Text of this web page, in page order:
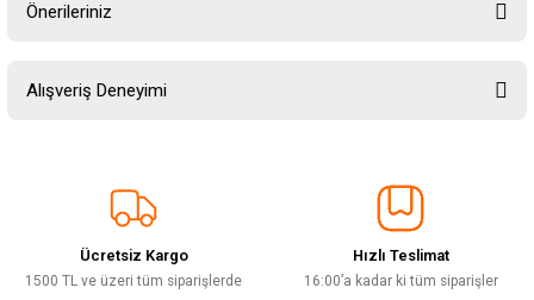
Önerileriniz
Bu ürünün fiyat bilgisi, resim, ürün açıklamalarında ve diğer konularda
yetersiz gördüğünüz noktaları öneri formunu kullanarak tarafımıza
Ürün resmi kalitesiz, bozuk veya görüntülenemiyor.
Ürün açıklamasında eksik bilgiler bulunuyor.
Ürün bilgilerinde hatalar bulunuyor.
Alışveriş Deneyimi
Deneyimini Paylaş
Ücretsiz Kargo
1500 TL ve üzeri tüm siparişlerde
Hızlı Teslimat
16:00’a kadar ki tüm siparişler